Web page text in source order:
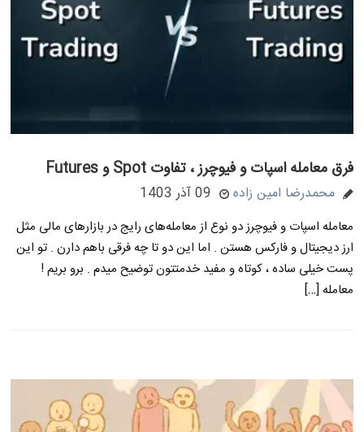
فرق معامله اسپات و فیوچرز ، تفاوت Spot و Futures
محمدرضا امین زاده 09 آذر 1403
معامله اسپات و فیوچرز دو نوع از معامله‌های رایج در بازارهای مالی مثل
ارز دیجیتال و فارکس هستن . اما این دو تا چه فرقی باهم دارن . تو این
پست خیلی ساده ، کوتاه و مفید خدمتتون توضیح میدم . برو بریم !
معامله […]